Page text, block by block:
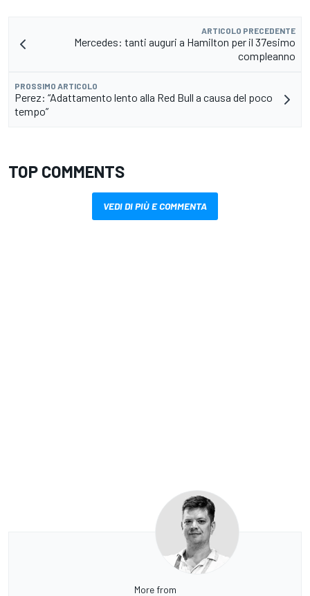
ARTICOLO PRECEDENTE
Mercedes: tanti auguri a Hamilton per il 37esimo
compleanno
PROSSIMO ARTICOLO
Perez: “Adattamento lento alla Red Bull a causa del poco
tempo”
TOP COMMENTS
VEDI DI PIÙ E COMMENTA
More from